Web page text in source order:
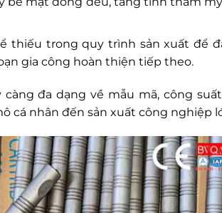
thiếu trong quy trình sản xuất để
gia công hoàn thiện tiếp theo.
đa dạng về mẫu mã, công
cá nhân đến sản xuất công nghiệp